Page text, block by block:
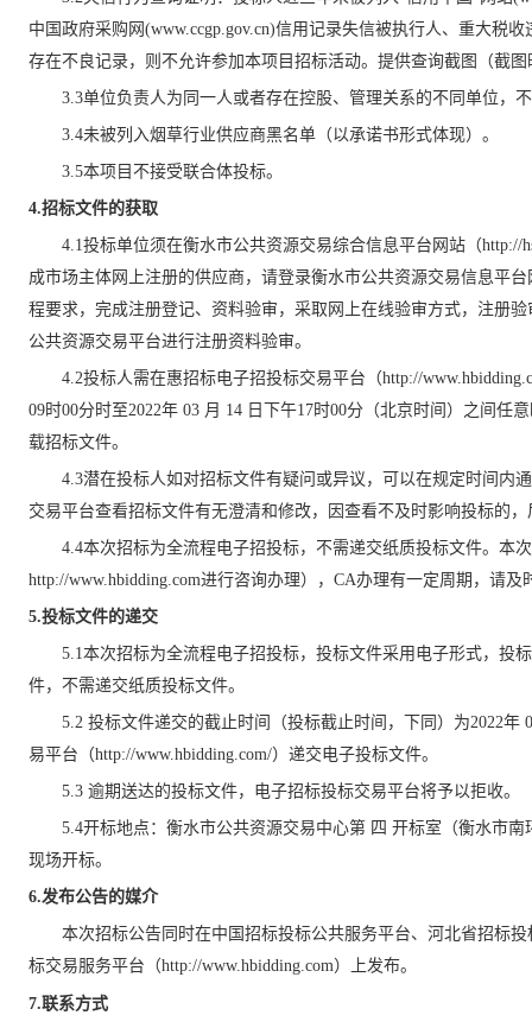
中国政府采购网(www.ccgp.gov.cn)信用记录失信被执行人、重大税
存在不良记录，则不允许参加本项目招标活动。提供查询截图（截
3.3单位负责人为同一人或者存在控股、管理关系的不同单位，
3.4未被列入烟草行业供应商黑名单 （以承诺书形式体现） 。
3.5本项目不接受联合体投标。
4.招标文件的获取
4.1投标单位须在衡水市公共资源交易综合信息平台网站（http://
成市场主体网上注册的供应商，请登录衡水市公共资源交易信息平
程要求，完成注册登记、资料验审，采取网上在线验审方式，注册
公共资源交易平台进行注册资料验审。
4.2投标人需在惠招标电子招投标交易平台（http://
09时00分时至2022年 03 月 14 日下午17时00分（北京时间）之间任
载招标文件。
4.3潜在投标人如对招标文件有疑问或异议，可以在规定时间内
交易平台查看招标文件有无澄清和修改，因查看不及时影响投标的，
4.4本次招标为全流程电子招投标，不需递交纸质投标文件。本
http://www.hbidding.com进行咨询办理），CA办理有一定周期，请
5.投标文件的递交
5.1本次招标为全流程电子招投标，投标文件采用电子形式，投
件，不需递交纸质投标文件。
5.2 投标文件递交的截止时间（投标截止时间，下同）为2022年
易平台（http://www.hbidding.com/）递交电子投标文件。
5.3 逾期送达的投标文件，电子招标投标交易平台将予以拒收。
5.4开标地点：衡水市公共资源交易中心第 四 开标室（衡水市南
现场开标。
6.发布公告的媒介
本次招标公告同时在中国招标投标公共服务平台、河北省招标
标交易服务平台（http://www.hbidding.com）上发布。
7.联系方式